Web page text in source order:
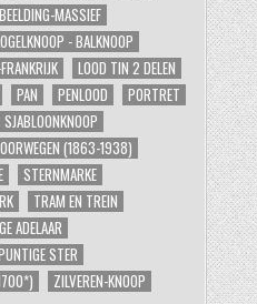
MASSIEF
- BALKNOOP
LOOD TIN 2 DELEN
PAN PENLOOD
PORTRET
SJABLOONKNOOP
(1863-1938)
STERNMARKE
TRAM EN TREIN
ADELAAR
STER
ZILVEREN-KNOOP